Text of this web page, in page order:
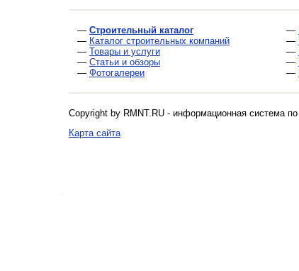
— Строительный каталог
— Каталог строительных компаний
— Товары и услуги
— Статьи и обзоры
— Фотогалереи
—
—
—
—
—
Copyright by RMNT.RU - информационная система по
Карта сайта